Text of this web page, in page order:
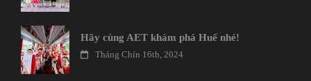
Hãy cùng AET khám phá Huế nhé!
Tháng Chín 16th, 2024